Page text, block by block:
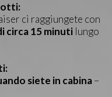
ci raggiungete con
circa 15 minuti lungo
siete in cabina–